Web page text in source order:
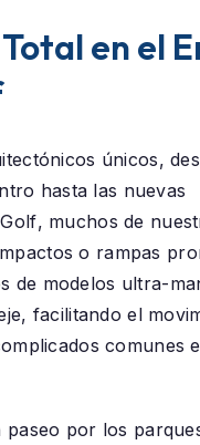
en el
únicos,
hasta las nuevas
, muchos de
o rampas
de modelos ultra-
facilitando el
comunes
paseo por los